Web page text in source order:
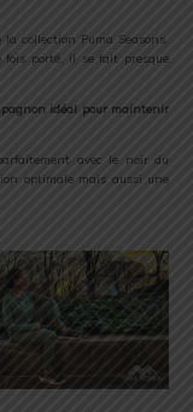
collection Puma Seasons.
fois porté, il se fait presque
idéal pour maintenir
avec le noir du
optimale mais aussi une